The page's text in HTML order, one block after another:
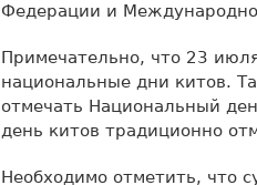
Федерации и
Примечательно, что 23
национальные дни китов.
отмечать Национальный
день китов традиционно
Необходимо отметить, что